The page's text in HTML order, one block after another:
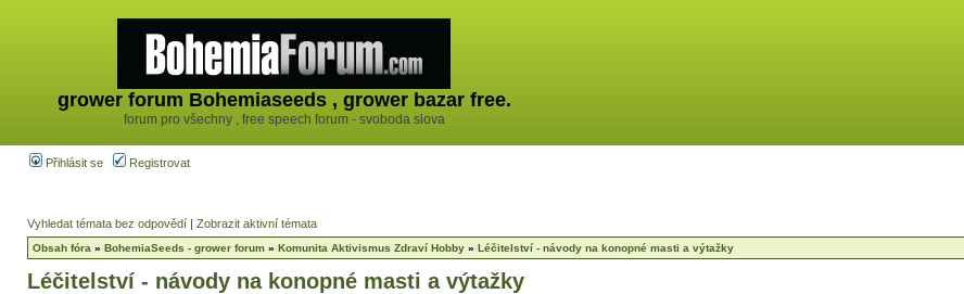
grower forum Bohemiaseeds , grower bazar free.
forum pro všechny , free speech forum - svoboda slova
Přihlásit se Registrovat
Vyhledat témata bez odpovědí | Zobrazit aktivní témata
Obsah fóra » BohemiaSeeds - grower forum » Komunita Aktivismus Zdraví Hobby » Léčitelství - návody na konopné masti a výtažky
Léčitelství - návody na konopné masti a výtažky